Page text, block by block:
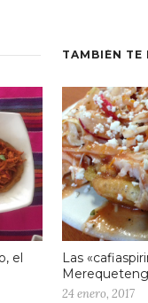
TAMBIÉN TE
el
Las
24 enero, 2017